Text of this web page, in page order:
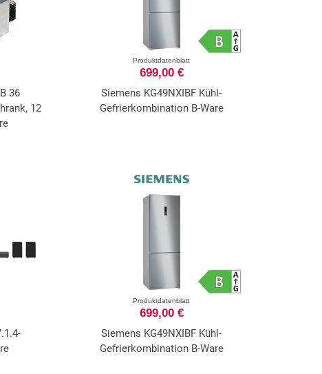
36
12
Produktdatenblatt
699,00 €
Siemens KG49NXIBF Kühl-
Gefrierkombination B-Ware
Produktdatenblatt
699,00 €
Siemens KG49NXIBF Kühl-
Gefrierkombination B-Ware